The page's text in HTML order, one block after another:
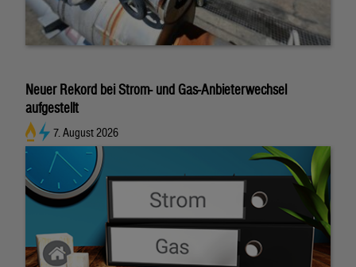
Neuer Rekord bei Strom- und Gas-Anbieterwechsel
aufgestellt
7. August 2026